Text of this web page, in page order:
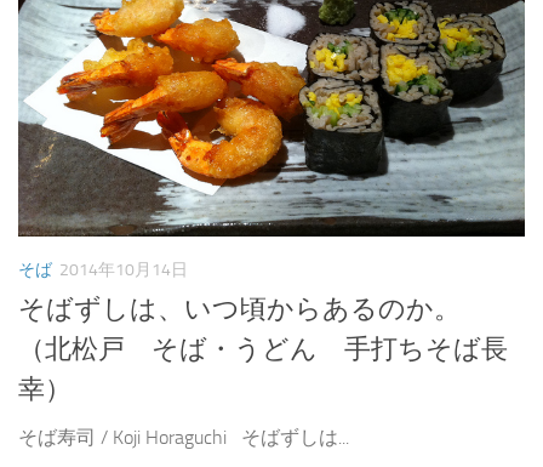
そば 2014年10月14日
そばずしは、いつ頃からあるのか。
（北松戸 そば・うどん 手打ちそば長
幸）
そば寿司 / Koji Horaguchi そばずしは...